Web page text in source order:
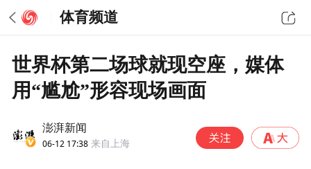
体育频道
世界杯第二场球就现空座，媒体
用“尴尬”形容现场画面
澎湃新闻
06-12 17:38 来自上海